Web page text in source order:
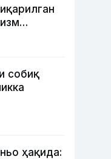
собиқ
ҳақида: